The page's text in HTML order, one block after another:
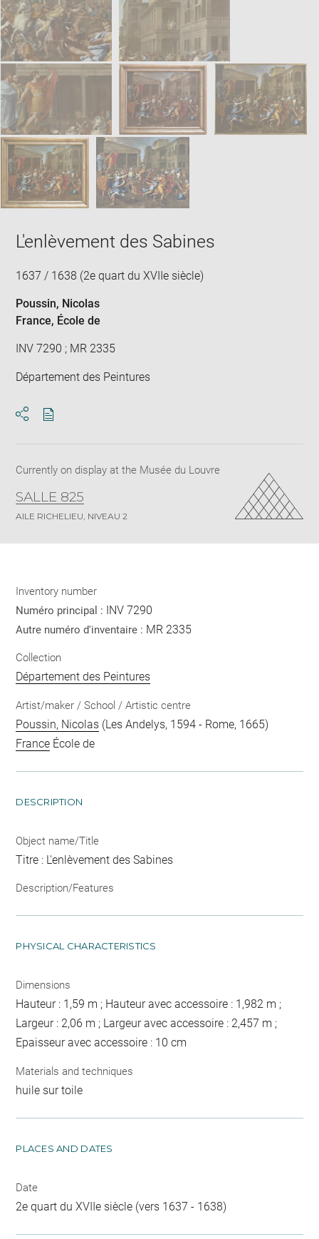
L'enlèvement des Sabines
1637 / 1638 (2e quart du XVIIe siècle)
Poussin, Nicolas
France, École de
INV 7290 ; MR 2335
Département des Peintures
Currently on display at the Musée du Louvre
SALLE 825
AILE RICHELIEU, NIVEAU 2
Inventory number
Numéro principal : INV 7290
Autre numéro d'inventaire : MR 2335
Collection
Département des Peintures
Artist/maker / School / Artistic centre
Poussin, Nicolas (Les Andelys, 1594 - Rome, 1665)
France École de
DESCRIPTION
Object name/Title
Titre : L'enlèvement des Sabines
Description/Features
PHYSICAL CHARACTERISTICS
Dimensions
Hauteur : 1,59 m ; Hauteur avec accessoire : 1,982 m ;
Largeur : 2,06 m ; Largeur avec accessoire : 2,457 m ;
Epaisseur avec accessoire : 10 cm
Materials and techniques
huile sur toile
PLACES AND DATES
Date
2e quart du XVIIe siècle (vers 1637 - 1638)